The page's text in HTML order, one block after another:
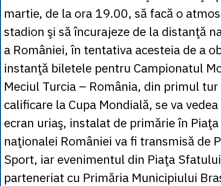
martie, de la ora 19.00, să facă o
stadion şi să încurajeze de la distanţă
a României, în tentativa acesteia de a
instanţă biletele pentru Campionatul
Meciul Turcia – România, din primul
calificare la Cupa Mondială, se va
ecran uriaş, instalat de primărie în
naţionalei României va fi transmisă de
Sport, iar evenimentul din Piaţa
parteneriat cu Primăria Municipiului